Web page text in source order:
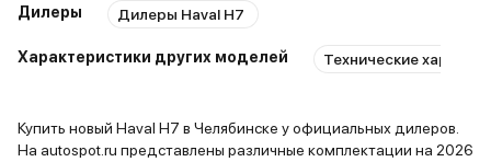
Дилеры Дилеры Haval H7
Характеристики других моделей Технические
Купить новый Haval H7 в Челябинске у официальных дилеров.
На autospot.ru представлены различные комплектации на 2026